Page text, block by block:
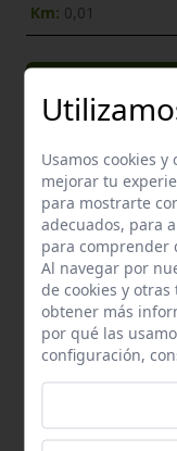
Km: 0,01
Usamos cookies
mejorar tu
para mostrarte
adecuados, para
para comprender
Al navegar por
de cookies y
obtener más
por qué las
configuración,